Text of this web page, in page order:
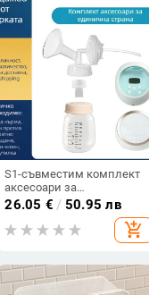
S1-съвместим комплект
аксесоари за
електрическа помпа за
кърма: duckbill valve, horn
cover, bottle isolation valve
26.05 € / 50.95 лв
add_shopping_cart